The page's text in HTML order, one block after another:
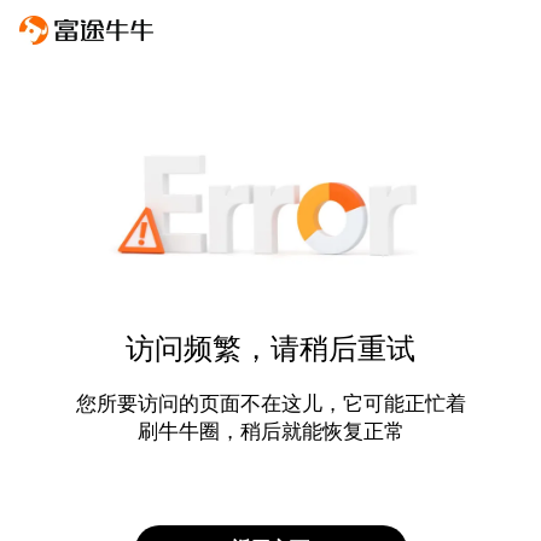
访问频繁，请稍后重试
您所要访问的页面不在这儿，它可能正忙着
刷牛牛圈，稍后就能恢复正常